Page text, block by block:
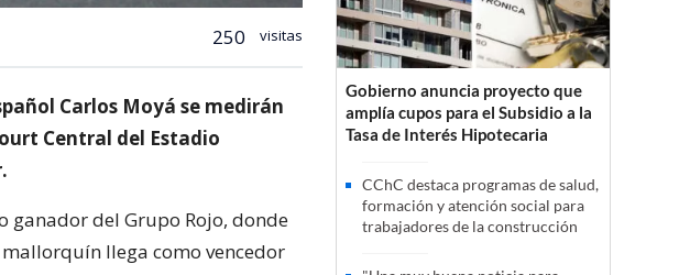
250 visitas
Carlos Moyá se medirán
Central del Estadio
ganador del Grupo Rojo, donde
llega como vencedor
Gobierno anuncia proyecto que
amplía cupos para el Subsidio a la
Tasa de Interés Hipotecaria
CChC destaca programas de salud,
formación y atención social para
trabajadores de la construcción